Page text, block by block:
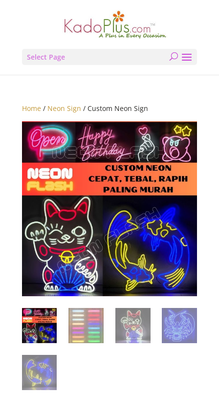
Select Page
Home/ Neon Sign / Custom Neon Sign